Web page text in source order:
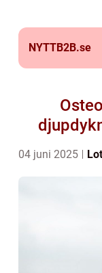
NYTTB2B.se
04 juni 2025